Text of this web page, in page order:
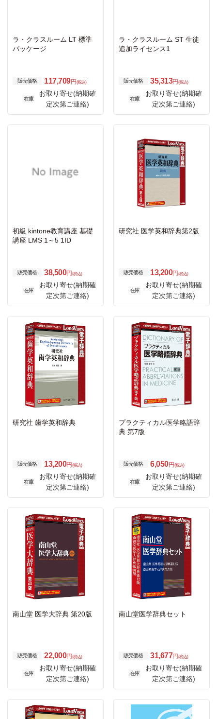
ラ・クラスルーム LT 標準
パッケージ
販売価格 117,709円 (税込)
在庫
お取り寄せ(納期確
定次第ご連絡)
ラ・クラスルーム ST 生徒
追加ライセンス1
販売価格 35,313円 (税込)
在庫
お取り寄せ(納期確
定次第ご連絡)
初級 kintone教育講座 基礎
講座 LMS 1～5 1ID
販売価格 38,500円 (税込)
在庫
お取り寄せ(納期確
定次第ご連絡)
研究社 医学英和辞典第2版
販売価格 13,200円 (税込)
在庫
お取り寄せ(納期確
定次第ご連絡)
研究社 歯学英和辞典
販売価格 13,200円 (税込)
在庫
お取り寄せ(納期確
定次第ご連絡)
プラクティカル医学略語辞
典 第7版
販売価格 6,050円 (税込)
在庫
お取り寄せ(納期確
定次第ご連絡)
南山堂 医学大辞典 第20版
販売価格 22,000円 (税込)
在庫
お取り寄せ(納期確
定次第ご連絡)
南山堂医学辞典セット
販売価格 31,677円 (税込)
在庫
お取り寄せ(納期確
定次第ご連絡)